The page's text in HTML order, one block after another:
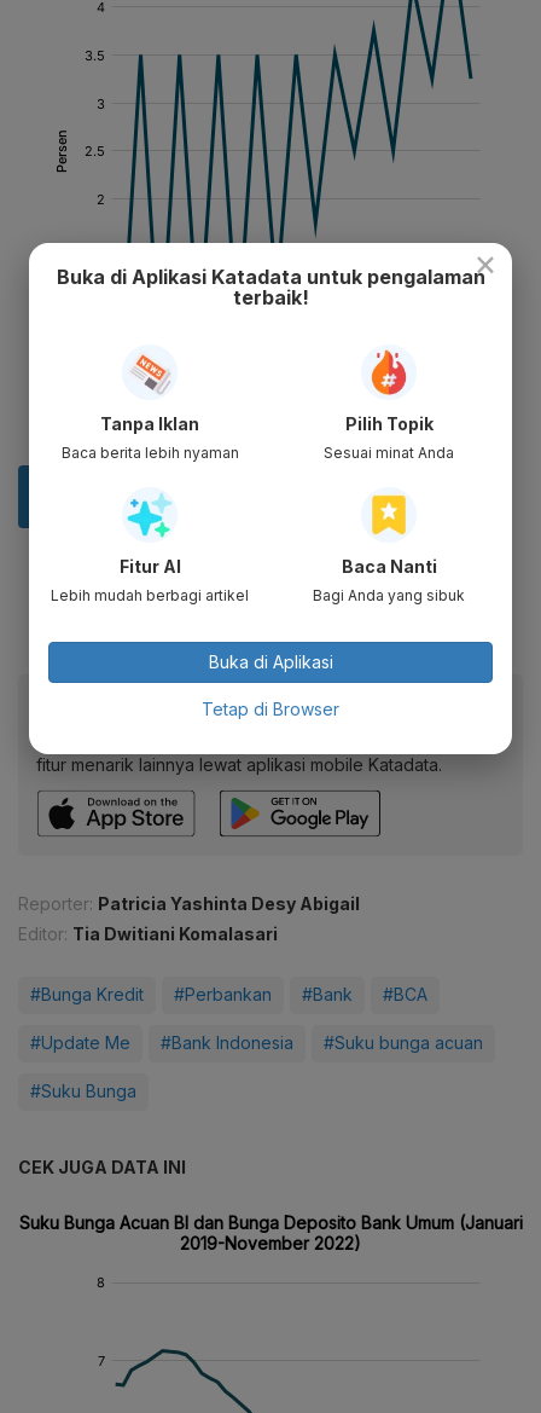
Baca artikel ini lewat aplikasi mobile.
fitur menarik lainnya lewat aplikasi mobile Katadata.
Reporter: Patricia Yashinta Desy Abigail
Editor: Tia Dwitiani Komalasari
#Bunga Kredit #Perbankan #Bank #BCA
#Update Me #Bank Indonesia #Suku bunga acuan
#Suku Bunga
CEK JUGA DATA INI
×
Buka di Aplikasi Katadata untuk pengalaman
terbaik!
Tanpa Iklan
Baca berita lebih nyaman
Pilih Topik
Sesuai minat Anda
Fitur AI
Lebih mudah berbagi artikel
Baca Nanti
Bagi Anda yang sibuk
Buka di Aplikasi
Tetap di Browser